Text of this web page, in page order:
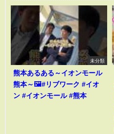
未分類
熊本あるある～イオンモール
熊本～🖼️#リブワーク #イオ
ン #イオンモール #熊本